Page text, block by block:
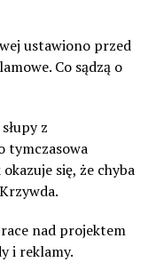
ustawiono przed
Co sądzą o
z
tymczasowa
się, że chyba
nad projektem
i reklamy.